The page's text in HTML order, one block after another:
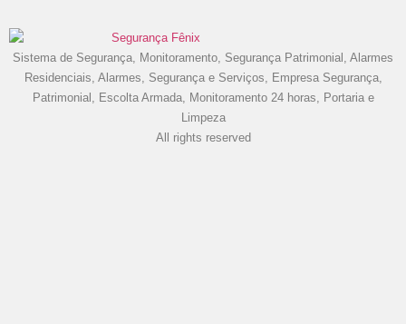
Sistema de Segurança, Monitoramento, Segurança Patrimonial, Alarmes
Residenciais, Alarmes, Segurança e Serviços, Empresa Segurança,
Patrimonial, Escolta Armada, Monitoramento 24 horas, Portaria e
Limpeza
All rights reserved